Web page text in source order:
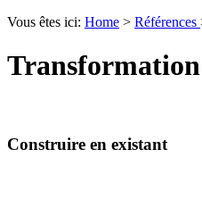
Vous êtes ici: Home > Références
Construire en existant